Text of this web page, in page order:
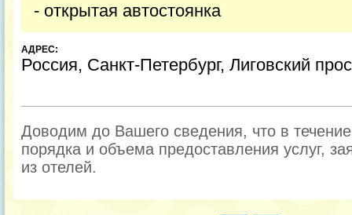
- открытая автостоянка
АДРЕС:
Россия, Санкт-Петербург, Лиговский
Доводим до Вашего сведения, что в
порядка и объема предоставления услуг,
из отелей.